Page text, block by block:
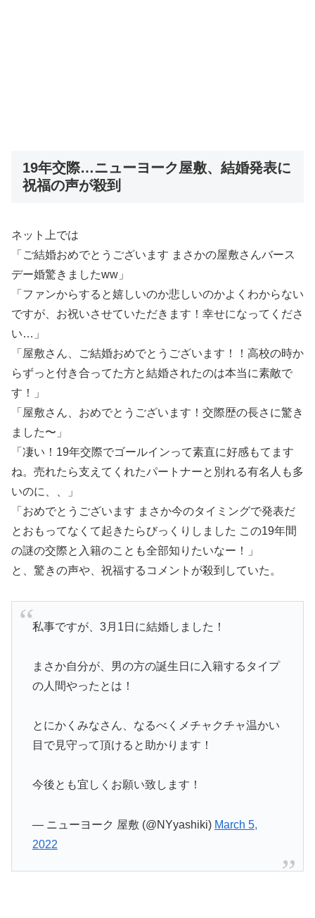
19年交際…ニューヨーク屋敷、結婚発表に
祝福の声が殺到
ネット上では
「ご結婚おめでとうございます まさかの屋敷さんバース
デー婚驚きましたww」
「ファンからすると嬉しいのか悲しいのかよくわからない
ですが、お祝いさせていただきます！幸せになってくださ
い…」
「屋敷さん、ご結婚おめでとうございます！！高校の時か
らずっと付き合ってた方と結婚されたのは本当に素敵で
す！」
「屋敷さん、おめでとうございます！交際歴の長さに驚き
ました〜」
「凄い！19年交際でゴールインって素直に好感もてます
ね。売れたら支えてくれたパートナーと別れる有名人も多
いのに、、」
「おめでとうございます まさか今のタイミングで発表だ
とおもってなくて起きたらびっくりしました この19年間
の謎の交際と入籍のことも全部知りたいなー！」
と、驚きの声や、祝福するコメントが殺到していた。
私事ですが、3月1日に結婚しました！
まさか自分が、男の方の誕生日に入籍するタイプ
の人間やったとは！
とにかくみなさん、なるべくメチャクチャ温かい
目で見守って頂けると助かります！
今後とも宜しくお願い致します！
— ニューヨーク 屋敷 (@NYyashiki) March 5,
2022